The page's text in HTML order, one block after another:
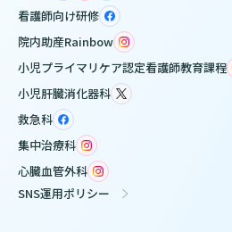
看護師向け研修
院内助産Rainbow
小児プライマリケア認定看護師教育課程
小児肝臓消化器科
救急科
集中治療科
心臓血管外科
SNS運用ポリシー